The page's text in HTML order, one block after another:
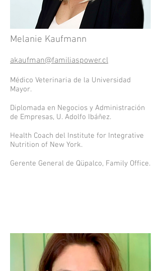
Melanie Kaufmann
akaufman@familiaspower.cl
Médico Veterinaria de la Universidad
Mayor.
Diplomada en Negocios y Administración
de Empresas, U. Adolfo Ibáñez.
Health Coach del Institute for Integrative
Nutrition of New York.
Gerente General de Qüpalco, Family Office.